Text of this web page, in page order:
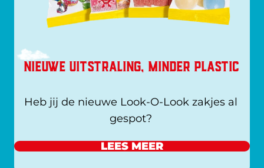
NIEUWE UITSTRALING, MINDER PLASTIC
Heb jij de nieuwe Look-O-Look zakjes al
LEES MEER